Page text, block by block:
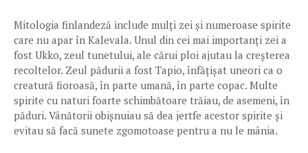
Mitologia finlandeză include mulți zei și numeroase spirite
care nu apar în Kalevala. Unul din cei mai importanți zei a
fost Ukko, zeul tunetului, ale cărui ploi ajutau la creșterea
recoltelor. Zeul pădurii a fost Tapio, înfățișat uneori ca o
creatură fioroasă, în parte umană, în parte copac. Multe
spirite cu naturi foarte schimbătoare trăiau, de asemeni, în
păduri. Vânătorii obișnuiau să dea jertfe acestor spirite și
evitau să facă sunete zgomotoase pentru a nu le mânia.